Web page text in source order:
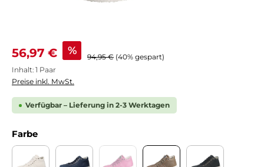
Verkaufspreis:
56,97 € % Regulärer Preis:
94,95 € (40% gespart)
Inhalt: 1 Paar
Preise inkl. MwSt.
Verfügbar – Lieferung in 2-3 Werktagen
Farbeauswählen